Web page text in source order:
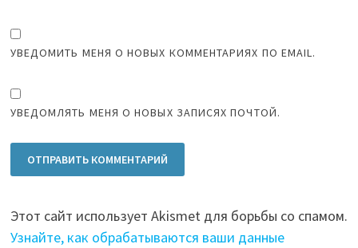
УВЕДОМИТЬ МЕНЯ О НОВЫХ КОММЕНТАРИЯХ ПО EMAIL.
УВЕДОМЛЯТЬ МЕНЯ О НОВЫХ ЗАПИСЯХ ПОЧТОЙ.
Этот сайт использует Akismet для борьбы со спамом.
Узнайте, как обрабатываются ваши данные